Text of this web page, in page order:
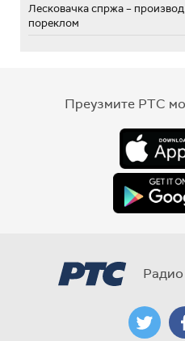
Лесковачка спржа –
пореклом
Преузмите РТС
Радио